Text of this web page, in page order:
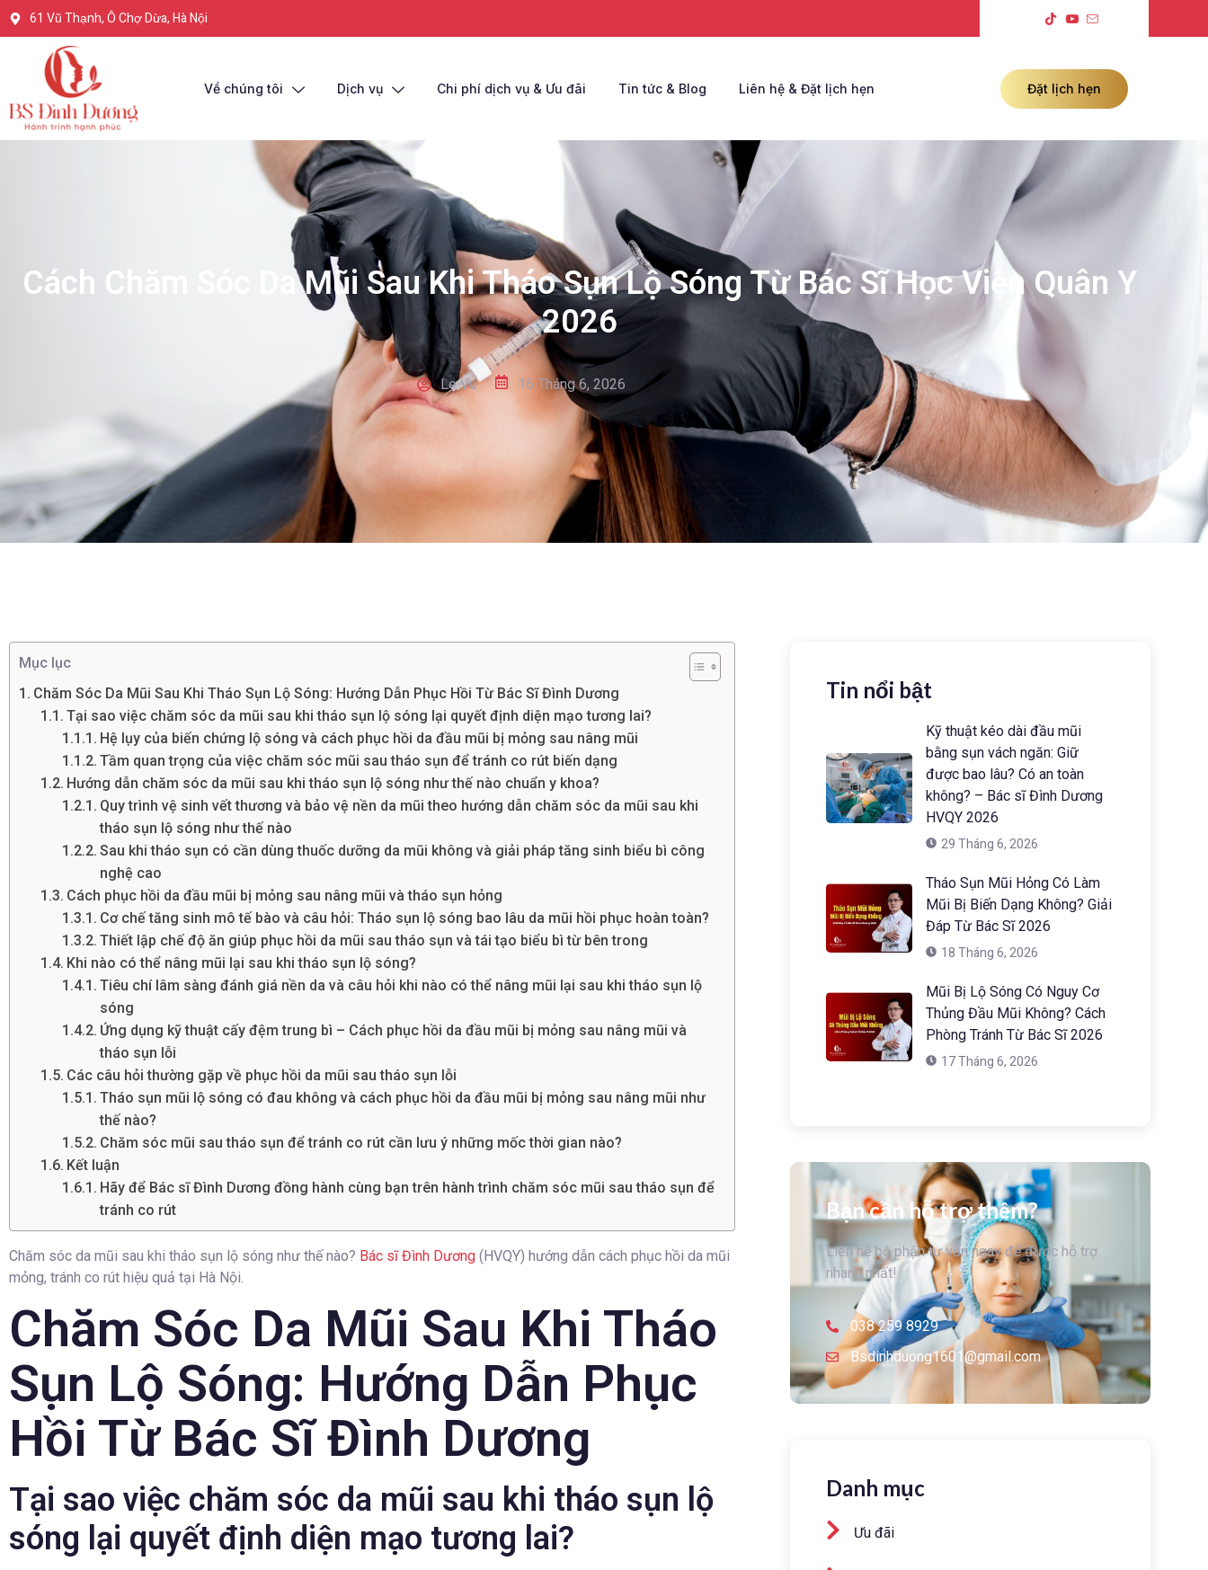
61 Vũ Thạnh, Ô Chợ Dừa, Hà Nội
Về chúng tôi Dịch vụ Chi phí dịch vụ & Ưu đãi Tin tức & Blog Liên hệ & Đặt lịch hẹn Đặt lịch hẹn
Cách Chăm Sóc Da Mũi Sau Khi Tháo Sụn Lộ Sóng Từ Bác Sĩ Học Viện Quân Y
2026
Le Vu 16 Tháng 6, 2026
Mục lục
Chăm Sóc Da Mũi Sau Khi Tháo Sụn Lộ Sóng: Hướng Dẫn Phục Hồi Từ Bác Sĩ Đình Dương
Tại sao việc chăm sóc da mũi sau khi tháo sụn lộ sóng lại quyết định diện mạo tương lai?
Hệ lụy của biến chứng lộ sóng và cách phục hồi da đầu mũi bị mỏng sau nâng mũi
Tầm quan trọng của việc chăm sóc mũi sau tháo sụn để tránh co rút biến dạng
Hướng dẫn chăm sóc da mũi sau khi tháo sụn lộ sóng như thế nào chuẩn y khoa?
Quy trình vệ sinh vết thương và bảo vệ nền da mũi theo hướng dẫn chăm sóc da mũi sau khi
tháo sụn lộ sóng như thế nào
Sau khi tháo sụn có cần dùng thuốc dưỡng da mũi không và giải pháp tăng sinh biểu bì công
nghệ cao
Cách phục hồi da đầu mũi bị mỏng sau nâng mũi và tháo sụn hỏng
Cơ chế tăng sinh mô tế bào và câu hỏi: Tháo sụn lộ sóng bao lâu da mũi hồi phục hoàn toàn?
Thiết lập chế độ ăn giúp phục hồi da mũi sau tháo sụn và tái tạo biểu bì từ bên trong
Khi nào có thể nâng mũi lại sau khi tháo sụn lộ sóng?
Tiêu chí lâm sàng đánh giá nền da và câu hỏi khi nào có thể nâng mũi lại sau khi tháo sụn lộ
sóng
Ứng dụng kỹ thuật cấy đệm trung bì – Cách phục hồi da đầu mũi bị mỏng sau nâng mũi và
tháo sụn lỗi
Các câu hỏi thường gặp về phục hồi da mũi sau tháo sụn lỗi
Tháo sụn mũi lộ sóng có đau không và cách phục hồi da đầu mũi bị mỏng sau nâng mũi như
thế nào?
Chăm sóc mũi sau tháo sụn để tránh co rút cần lưu ý những mốc thời gian nào?
Kết luận
Hãy để Bác sĩ Đình Dương đồng hành cùng bạn trên hành trình chăm sóc mũi sau tháo sụn để
tránh co rút
Chăm sóc da mũi sau khi tháo sụn lộ sóng như thế nào? Bác sĩ Đình Dương (HVQY) hướng dẫn cách phục hồi da mũi
mỏng, tránh co rút hiệu quả tại Hà Nội.
Chăm Sóc Da Mũi Sau Khi Tháo
Sụn Lộ Sóng: Hướng Dẫn Phục
Hồi Từ Bác Sĩ Đình Dương
Tại sao việc chăm sóc da mũi sau khi tháo sụn lộ
sóng lại quyết định diện mạo tương lai?
Tin nổi bật
Kỹ thuật kéo dài đầu mũi
bằng sụn vách ngăn: Giữ
được bao lâu? Có an toàn
không? – Bác sĩ Đình Dương
HVQY 2026
29 Tháng 6, 2026
Tháo Sụn Mũi Hỏng Có Làm
Mũi Bị Biến Dạng Không? Giải
Đáp Từ Bác Sĩ 2026
18 Tháng 6, 2026
Mũi Bị Lộ Sóng Có Nguy Cơ
Thủng Đầu Mũi Không? Cách
Phòng Tránh Từ Bác Sĩ 2026
17 Tháng 6, 2026
Bạn cần hỗ trợ thêm?
Liên hệ bộ phận tư vấn ngay để được hỗ trợ
nhanh nhất!
038 259 8929
Bsdinhduong1601@gmail.com
Danh mục
Ưu đãi